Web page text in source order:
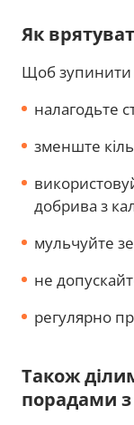
Як
Щоб зупинити
налагодьте
зменште
добрива з
мульчуйте
не
регулярно
Також
порадами